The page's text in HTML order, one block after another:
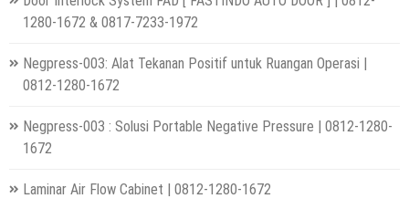
1280-1672 & 0817-7233-1972
Negpress-003: Alat Tekanan Positif untuk Ruangan Operasi |
0812-1280-1672
Negpress-003 : Solusi Portable Negative Pressure | 0812-1280-
1672
Laminar Air Flow Cabinet | 0812-1280-1672